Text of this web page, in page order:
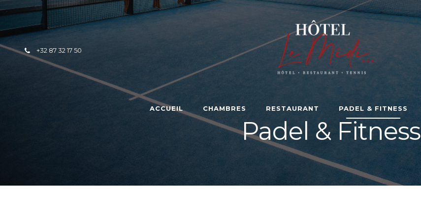
Skip to content
+32 87 32 17 50
ACCUEIL CHAMBRES RESTAURANT PADEL & FITNESS
Padel & Fitness